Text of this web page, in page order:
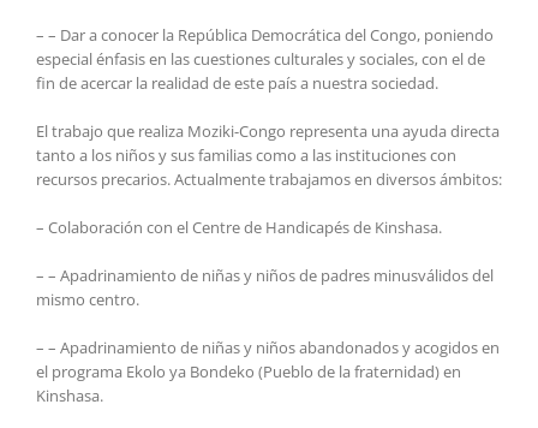
– – Dar a conocer la República Democrática del Congo, poniendo
especial énfasis en las cuestiones culturales y sociales, con el de
fin de acercar la realidad de este país a nuestra sociedad.
El trabajo que realiza Moziki-Congo representa una ayuda directa
tanto a los niños y sus familias como a las instituciones con
recursos precarios. Actualmente trabajamos en diversos ámbitos:
– Colaboración con el Centre de Handicapés de Kinshasa.
– – Apadrinamiento de niñas y niños de padres minusválidos del
mismo centro.
– – Apadrinamiento de niñas y niños abandonados y acogidos en
el programa Ekolo ya Bondeko (Pueblo de la fraternidad) en
Kinshasa.